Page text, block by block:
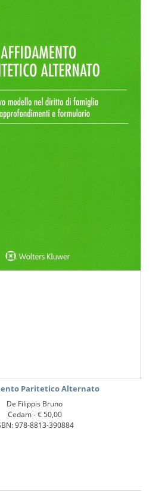
Paritetico Alternato
De Filippis Bruno
Cedam -€ 50,00
978-8813-390884